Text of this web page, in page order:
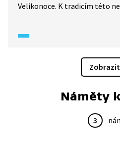
Velikonoce. K tradicím této
Náměty
3